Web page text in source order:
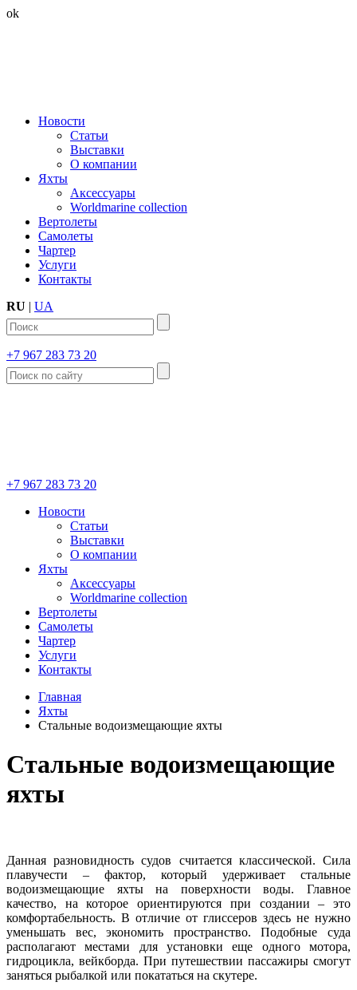
ok
Новости
Статьи
Выставки
О компании
Яхты
Аксессуары
Worldmarine collection
Вертолеты
Самолеты
Чартер
Услуги
Контакты
RU | UA
+7 967 283 73 20
+7 967 283 73 20
Новости
Статьи
Выставки
О компании
Яхты
Аксессуары
Worldmarine collection
Вертолеты
Самолеты
Чартер
Услуги
Контакты
Главная
Яхты
Стальные водоизмещающие яхты
Стальные водоизмещающие
яхты
Данная разновидность судов считается классической. Сила
плавучести – фактор, который удерживает стальные
водоизмещающие яхты на поверхности воды. Главное
качество, на которое ориентируются при создании – это
комфортабельность. В отличие от глиссеров здесь не нужно
уменьшать вес, экономить пространство. Подобные суда
располагают местами для установки еще одного мотора,
гидроцикла, вейкборда. При путешествии пассажиры смогут
заняться рыбалкой или покататься на скутере.